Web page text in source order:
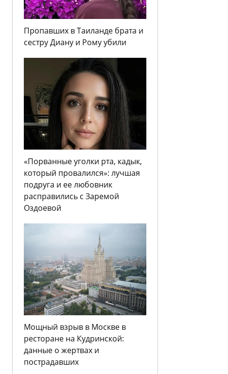
Пропавших в Таиланде брата и
сестру Диану и Рому убили
«Порванные уголки рта, кадык,
который провалился»: лучшая
подруга и ее любовник
расправились с Заремой
Оздоевой
Мощный взрыв в Москве в
ресторане на Кудринской:
данные о жертвах и
пострадавших